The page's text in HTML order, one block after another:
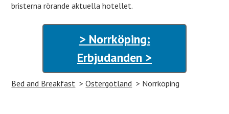
bristerna rörande aktuella hotellet.
> Norrköping:
Erbjudanden >
Bed and Breakfast Östergötland Norrköping